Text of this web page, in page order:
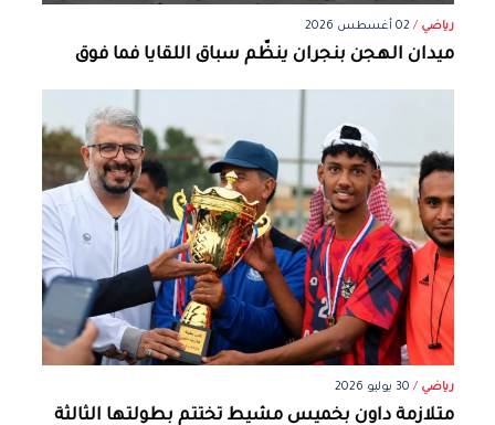
رياضي / 02 أغسطس 2026
ميدان الهجن بنجران ينظّم سباق اللقايا فما فوق
رياضي / 30 يوليو 2026
متلازمة داون بخميس مشيط تختتم بطولتها الثالثة